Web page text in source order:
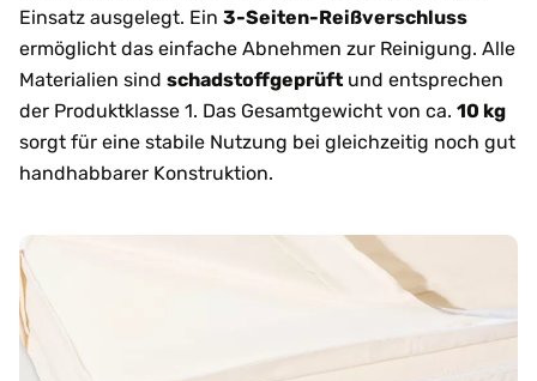
Einsatz ausgelegt. Ein 3-Seiten-Reißverschluss
ermöglicht das einfache Abnehmen zur Reinigung. Alle
Materialien sind schadstoffgeprüft und entsprechen
der Produktklasse 1. Das Gesamtgewicht von ca. 10 kg
sorgt für eine stabile Nutzung bei gleichzeitig noch gut
handhabbarer Konstruktion.